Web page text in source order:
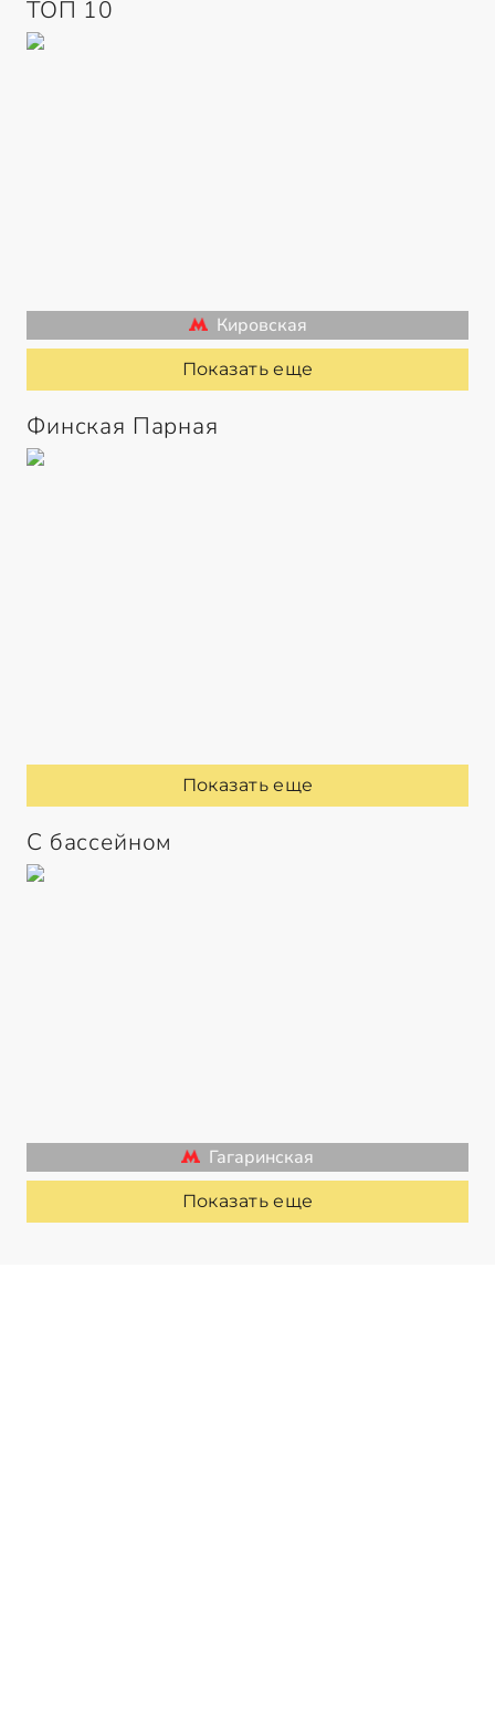
ТОП 10
Кировская
Показать еще
Финская Парная
Показать еще
С бассейном
Гагаринская
Показать еще